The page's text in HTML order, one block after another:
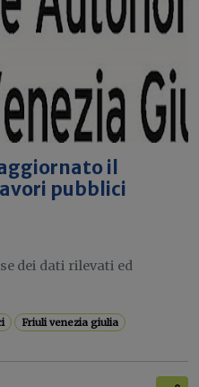
il
pubblici
dei dati rilevati ed
Friuli venezia giulia